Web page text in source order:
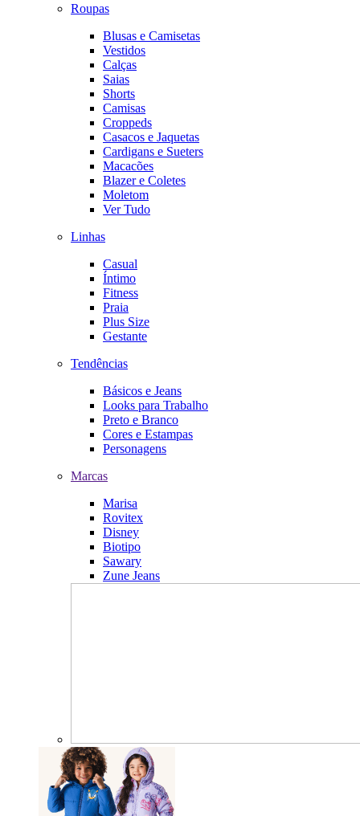
Roupas
Blusas e Camisetas
Vestidos
Calças
Saias
Shorts
Camisas
Croppeds
Casacos e Jaquetas
Cardigans e Sueters
Macacões
Blazer e Coletes
Moletom
Ver Tudo
Linhas
Casual
Íntimo
Fitness
Praia
Plus Size
Gestante
Tendências
Básicos e Jeans
Looks para Trabalho
Preto e Branco
Cores e Estampas
Personagens
Marcas
Marisa
Rovitex
Disney
Biotipo
Sawary
Zune Jeans